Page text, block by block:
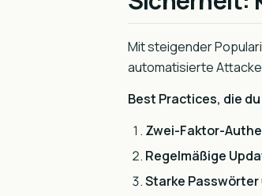
Mit steigender
automatisierte
Best Practices, die
Zwei-Faktor-
Regelmäßige
Starke Passwörter